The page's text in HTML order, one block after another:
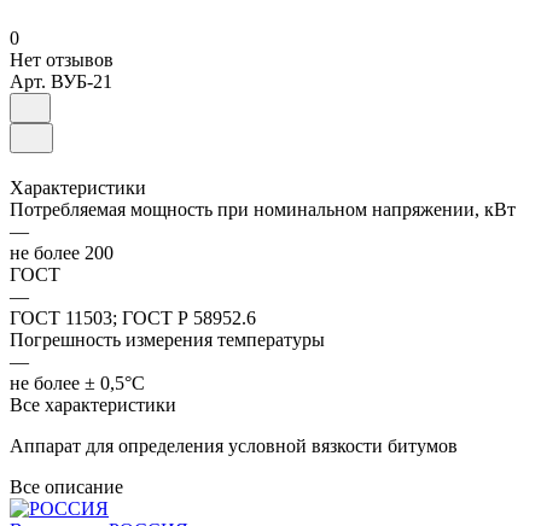
0
Нет отзывов
Арт. ВУБ-21
Характеристики
Потребляемая мощность при номинальном напряжении, кВт
—
не более 200
ГОСТ
—
ГОСТ 11503; ГОСТ Р 58952.6
Погрешность измерения температуры
—
не более ± 0,5°C
Все характеристики
Аппарат для определения условной вязкости битумов
Все описание